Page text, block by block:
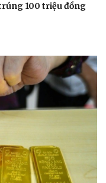
100 triệu đồng